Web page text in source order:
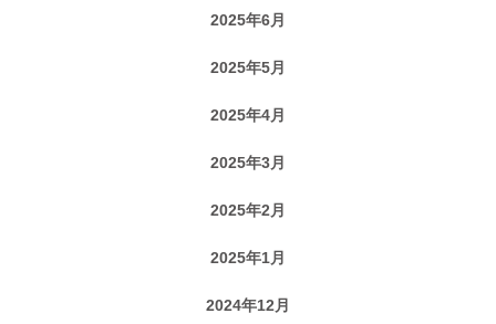
2025年6月
2025年5月
2025年4月
2025年3月
2025年2月
2025年1月
2024年12月